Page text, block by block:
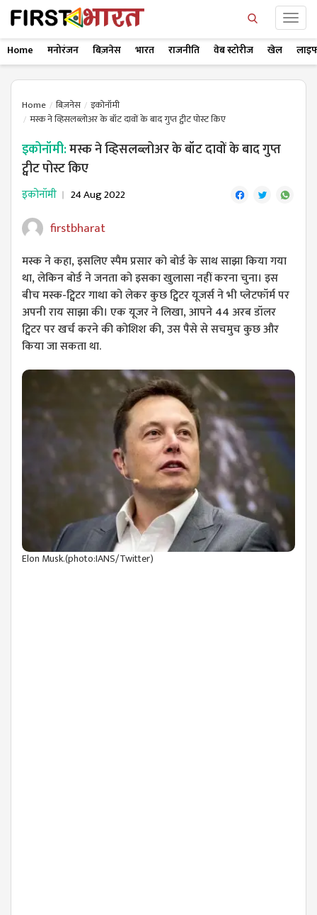
Home मनोरंजन बिज़नेस भारत राजनीति वेब स्टोरीज खेल
Home बिज़नेस
इकोनॉमी
मस्क ने व्हिसलब्लोअर के बॉट दावों के बाद गुप्त ट्वीट पोस्ट किए
इकोनॉमी:मस्क ने व्हिसलब्लोअर के बॉट दावों के बाद गुप्त
ट्वीट पोस्ट किए
इकोनॉमी 24 Aug 2022
firstbharat
मस्क ने कहा, इसलिए स्पैम प्रसार को बोर्ड के साथ साझा किया गया
था, लेकिन बोर्ड ने जनता को इसका खुलासा नहीं करना चुना। इस
बीच मस्क-ट्विटर गाथा को लेकर कुछ ट्विटर यूजर्स ने भी प्लेटफॉर्म पर
अपनी राय साझा की। एक यूजर ने लिखा, आपने 44 अरब डॉलर
ट्विटर पर खर्च करने की कोशिश की, उस पैसे से सचमुच कुछ और
किया जा सकता था.
Elon Musk.(photo:IANS/Twitter)